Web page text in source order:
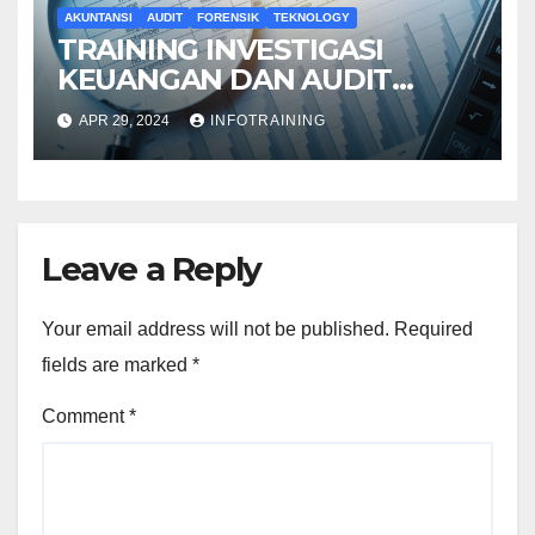
AKUNTANSI AUDIT FORENSIK TEKNOLOGY
TRAINING INVESTIGASI
KEUANGAN DAN AUDIT
FORENSIK
APR 29, 2024 INFOTRAINING
Leave a Reply
Your email address will not be published. Required
fields are marked *
Comment*